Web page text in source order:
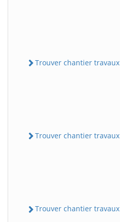
Trouver chantier travaux
Trouver chantier travaux
Trouver chantier travaux